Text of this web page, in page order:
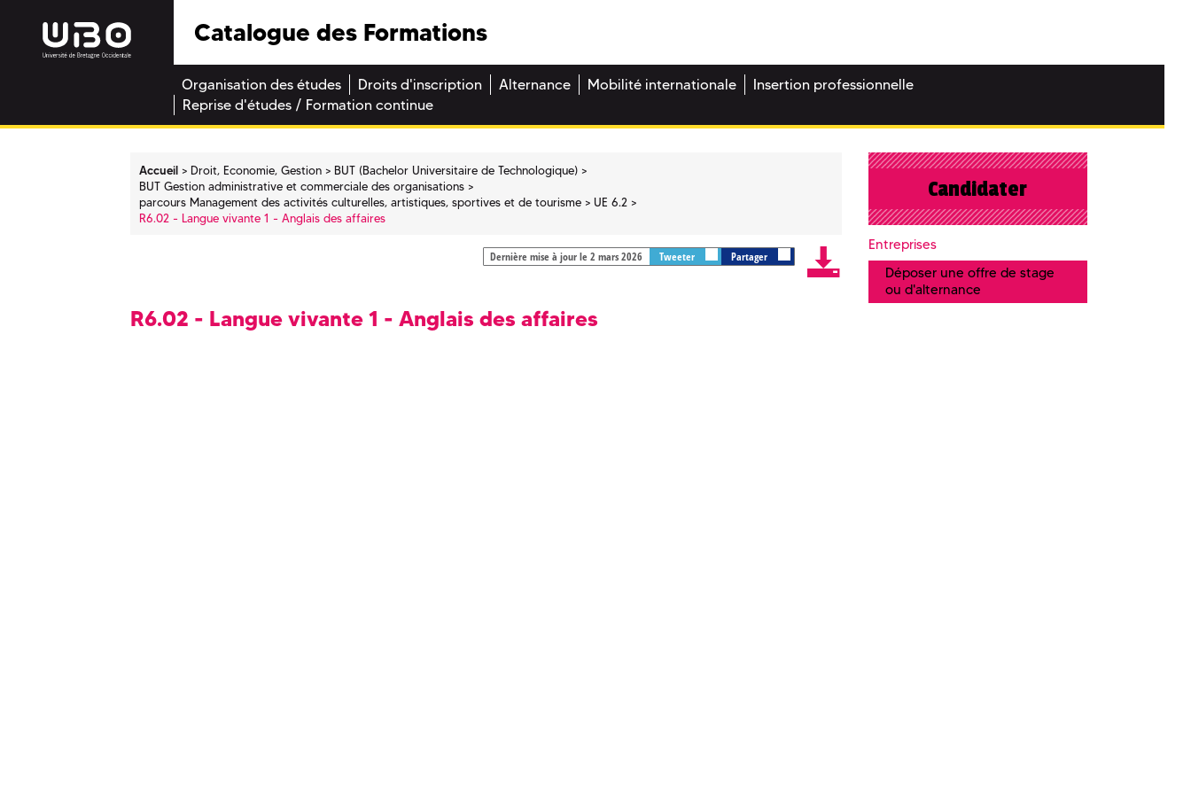
Catalogue des Formations
Organisation des études Droits d'inscription Alternance Mobilité internationale
Insertion professionnelle
Reprise d'études / Formation continue
Accueil Droit, Economie, Gestion
BUT (Bachelor Universitaire de Technologique)
BUT Gestion administrative et commerciale des organisations
parcours Management des activités culturelles, artistiques, sportives et de tourisme
UE 6.2
R6.02 - Langue vivante 1 - Anglais des affaires
Dernière mise à jour le 2 mars 2026 Tweeter Partager
R6.02 - Langue vivante 1 - Anglais des affaires
Candidater
Entreprises
Déposer une offre de stage
ou d'alternance